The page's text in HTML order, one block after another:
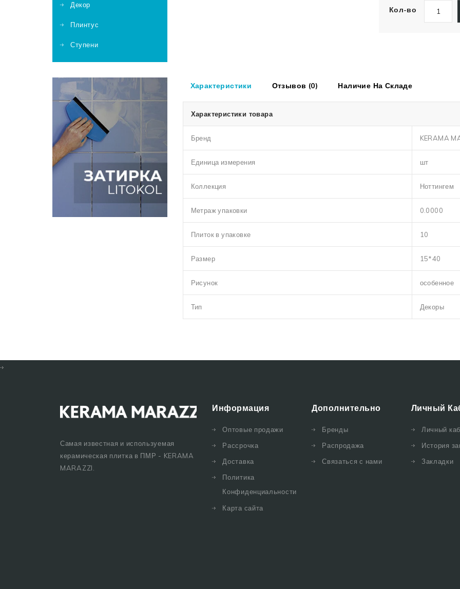
Декор
Плинтус
Ступени
Кол-во
Характеристики Отзывов (0) Наличие На Складе
Характеристики товара
Бренд KERAMA
Единица измерения шт
Коллекция Ноттингем
Метраж упаковки 0.0000
Плиток в упаковке 10
Размер 15*40
Рисунок особенное
Тип Декоры
Самая известная и используемая
керамическая плитка в ПМР - KERAMA
MARAZZI.
Информация
Оптовые продажи
Рассрочка
Доставка
Политика
Конфиденциальности
Карта сайта
Дополнительно
Бренды
Распродажа
Связаться с нами
Личный
Личный
История
Закладки